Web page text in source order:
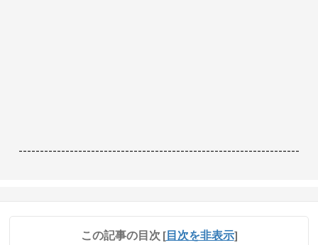
------------------------------------------------------------------
この記事の目次 [目次を非表示]